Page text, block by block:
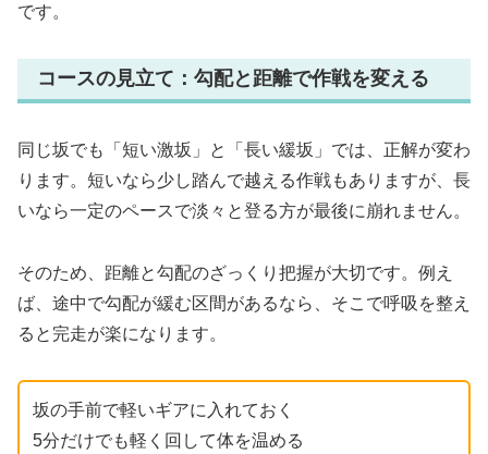
です。
コースの見立て：勾配と距離で作戦を変える
同じ坂でも「短い激坂」と「長い緩坂」では、正解が変わ
ります。短いなら少し踏んで越える作戦もありますが、長
いなら一定のペースで淡々と登る方が最後に崩れません。
そのため、距離と勾配のざっくり把握が大切です。例え
ば、途中で勾配が緩む区間があるなら、そこで呼吸を整え
ると完走が楽になります。
坂の手前で軽いギアに入れておく
5分だけでも軽く回して体を温める